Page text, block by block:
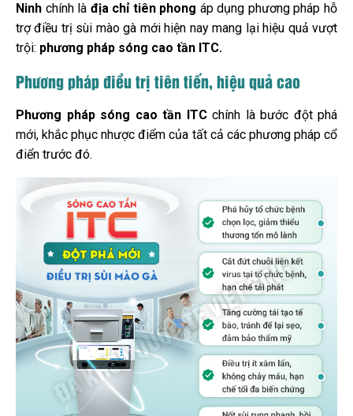
Ninh chính là địa chỉ tiên phong áp dụng phương pháp hỗ
trợ điều trị sùi mào gà mới hiện nay mang lại hiệu quả vượt
trội: phương pháp sóng cao tần ITC.
Phương pháp điều trị tiên tiến, hiệu quả cao
Phương pháp sóng cao tần ITC chính là bước đột phá
mới, khắc phục nhược điểm của tất cả các phương pháp cổ
điển trước đó.